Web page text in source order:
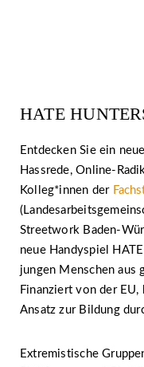
HATE
Entdecken Sie ein
Hassrede, Online-
Kolleg*innen der
Streetwork Baden-
neue Handyspiel
jungen Menschen aus
Finanziert von der
Ansatz zur Bildung
Extremistische